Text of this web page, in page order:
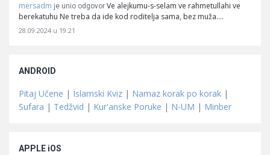
mersadm je unio odgovor Ve alejkumu-s-selam ve rahmetullahi ve
berekatuhu Ne treba da ide kod roditelja sama, bez muža.…
28.09.2024 u 19:21
ANDROID
Pitaj Učene | Islamski Kviz | Namaz korak po korak |
Sufara | Tedžvid | Kur'anske Poruke | N-UM | Minber
APPLE iOS